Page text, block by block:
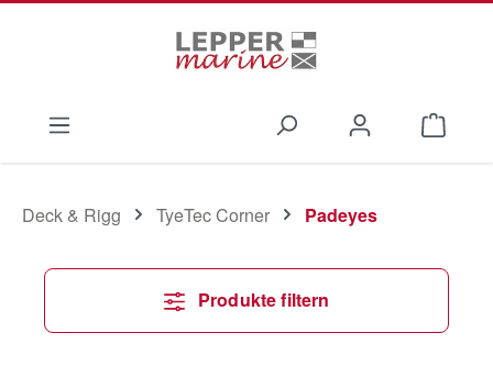
Deck & Rigg TyeTec Corner Padeyes
Produkte filtern